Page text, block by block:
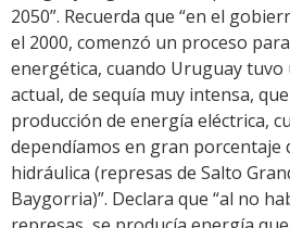
2050”. Recuerda que “en el
el 2000, comenzó un proceso
energética, cuando Uruguay tuvo
actual, de sequía muy intensa,
producción de energía eléctrica,
dependíamos en gran porcentaje
hidráulica (represas de Salto
Baygorria)”. Declara que “al no